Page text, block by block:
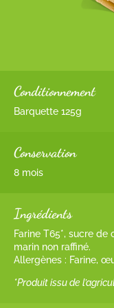
Conditionnement
Barquette 125g
Conservation
8 mois
Ingrédients
Farine T65*, sucre de
marin non raffiné.
Allergènes : Farine,
*Produit issu de